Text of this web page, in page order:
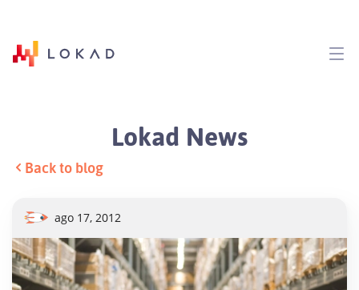
Lokad News
Back to blog
ago 17, 2012